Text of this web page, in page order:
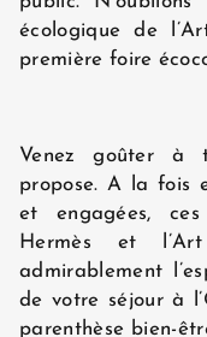
écologique de
première foire
Venez goûter à
propose. A la fois
et engagées,
Hermès et
admirablement
de votre séjour à
parenthèse bien-